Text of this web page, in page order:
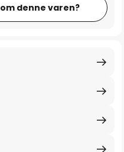
denne varen?